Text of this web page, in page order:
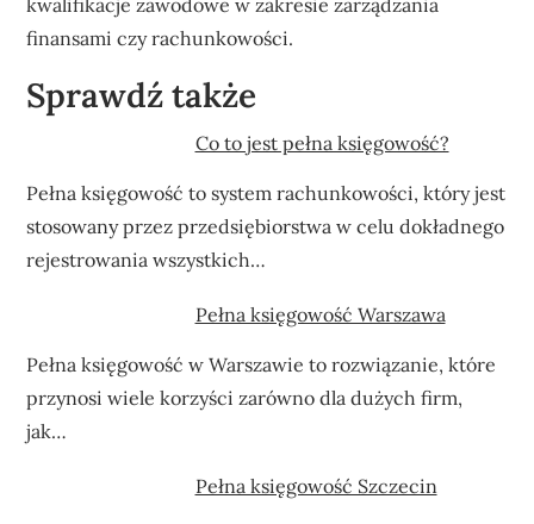
finansami czy rachunkowości.
Sprawdź także
Co to jest pełna księgowość?
Pełna księgowość to system rachunkowości, który jest
stosowany przez przedsiębiorstwa w celu dokładnego
rejestrowania wszystkich…
Pełna księgowość Warszawa
Pełna księgowość w Warszawie to rozwiązanie, które
przynosi wiele korzyści zarówno dla dużych firm,
jak…
Pełna księgowość Szczecin